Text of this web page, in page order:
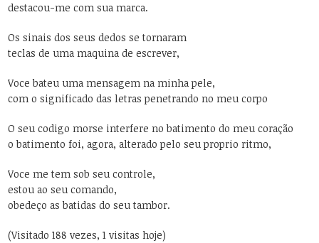
destacou-me com sua marca.
Os sinais dos seus dedos se tornaram
teclas de uma maquina de escrever,
Voce bateu uma mensagem na minha pele,
com o significado das letras penetrando no meu corpo
O seu codigo morse interfere no batimento do meu coração
o batimento foi, agora, alterado pelo seu proprio ritmo,
Voce me tem sob seu controle,
estou ao seu comando,
obedeço as batidas do seu tambor.
(Visitado 188 vezes, 1 visitas hoje)